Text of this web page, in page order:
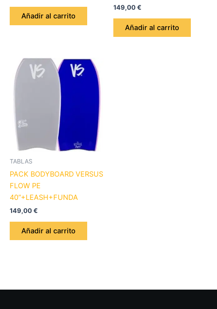
Añadir al carrito
149,00€
Añadir al carrito
TABLAS
PACK BODYBOARD VERSUS
FLOW PE
40”+LEASH+FUNDA
149,00€
Añadir al carrito